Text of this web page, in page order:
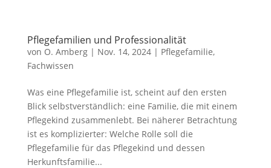
Pflegefamilien und Professionalität
von O. Amberg| Nov. 14, 2024| Pflegefamilie,
Fachwissen
Was eine Pflegefamilie ist, scheint auf den ersten
Blick selbstverständlich: eine Familie, die mit einem
Pflegekind zusammenlebt. Bei näherer Betrachtung
ist es komplizierter: Welche Rolle soll die
Pflegefamilie für das Pflegekind und dessen
Herkunftsfamilie...